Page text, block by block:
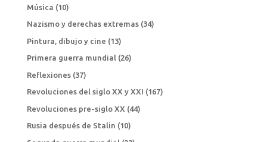
Música (10)
Nazismo y derechas extremas(34)
Pintura, dibujo y cine (13)
Primera guerra mundial(26)
Reflexiones(37)
Revoluciones del siglo XX y XXI (167)
Revoluciones pre-siglo XX (44)
Rusia después de Stalin (10)